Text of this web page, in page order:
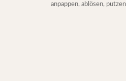
anpappen, ablösen,